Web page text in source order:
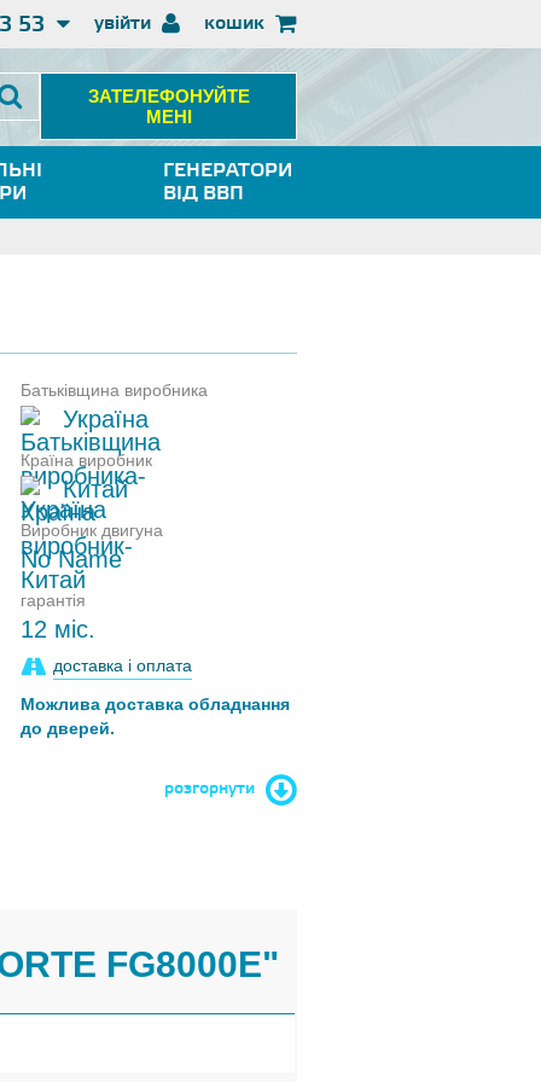
увійти
53 кошик
ЗАТЕЛЕФОНУЙТЕ
МЕНІ
ГЕНЕРАТОРИ
ВІД ВВП
Батьківщина виробника
Україна
Країна виробник
Китай
Виробник двигуна
No Name
гарантія
12 міс.
доставка і оплата
Можлива доставка обладнання
до дверей.
розгорнути
FG8000E"